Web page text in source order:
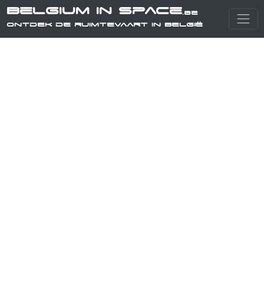
Belgium in Space.be
Ontdek de ruimtevaart in België